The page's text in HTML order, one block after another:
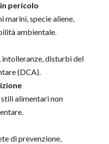
pericolo
marini, specie aliene,
ambientale.
disturbi del
(DCA).
alimentari non
di prevenzione,